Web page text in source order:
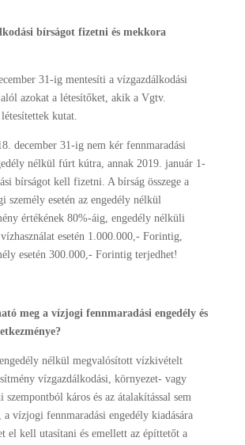
bírságot fizetni és mekkora
31-ig mentesíti a vízgazdálkodási
alól azokat a létesítőket, akik a Vgtv.
kutat.
december 31-ig nem kér fennmaradási
nélkül fúrt kútra, annak 2019. január 1-
bírságot kell fizetni. A bírság összege a
személy esetén az engedély nélkül
értékének 80%-áig, engedély nélküli
esetén 1.000.000,- Forintig,
esetén 300.000,- Forintig terjedhet!
meg a vízjogi fennmaradási engedély és
nélkül megvalósított vízkivételt
vízgazdálkodási, környezet- vagy
szempontból káros és az átalakítással sem
a vízjogi fennmaradási engedély kiadására
el kell utasítani és emellett az építtetőt a